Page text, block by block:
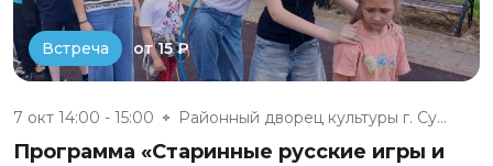
Встреча от 15 ₽
7 окт 14:00 - 15:00 Районный дворец культуры г. Су...
Программа «Старинные русские игры и